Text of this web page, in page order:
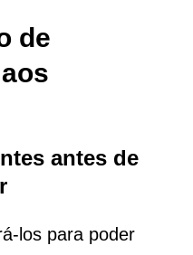
de
antes de
los para poder